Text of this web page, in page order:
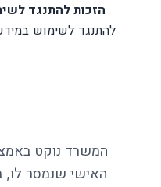
הזכות להתנגד
להתנגד לשימוש
המשרד נוקט
האישי שנמסר לו,